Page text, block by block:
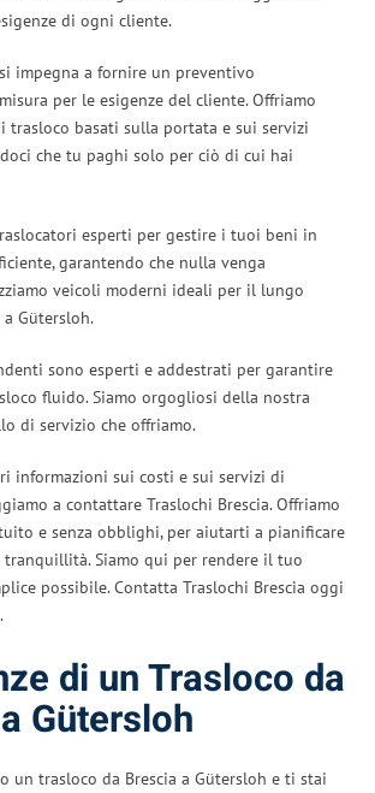
di ogni cliente.
si impegna a fornire un preventivo
per le esigenze del cliente. Offriamo
trasloco basati sulla portata e sui servizi
che tu paghi solo per ciò di cui hai
esperti per gestire i tuoi beni in
garantendo che nulla venga
veicoli moderni ideali per il lungo
Gütersloh.
sono esperti e addestrati per garantire
fluido. Siamo orgogliosi della nostra
di servizio che offriamo.
informazioni sui costi e sui servizi di
a contattare Traslochi Brescia. Offriamo
e senza obblighi, per aiutarti a pianificare
Siamo qui per rendere il tuo
possibile. Contatta Traslochi Brescia oggi
di un Trasloco da
Gütersloh
un trasloco da Brescia a Gütersloh e ti stai